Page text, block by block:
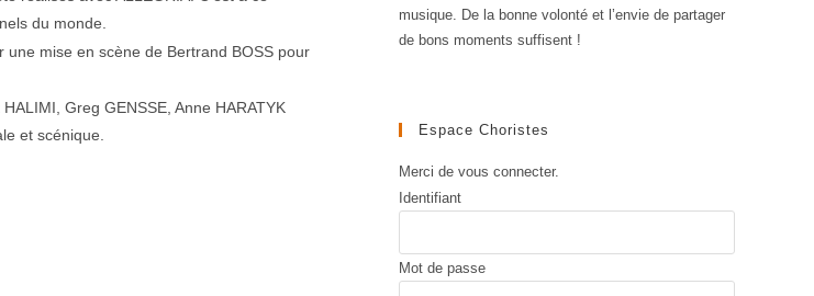
du monde.
une mise en scène de Bertrand BOSS pour
Greg GENSSE, Anne HARATYK
et scénique.
musique. De la bonne volonté et l’envie de partager
de bons moments suffisent !
Espace Choristes
Merci de vous connecter.
Identifiant
Mot de passe